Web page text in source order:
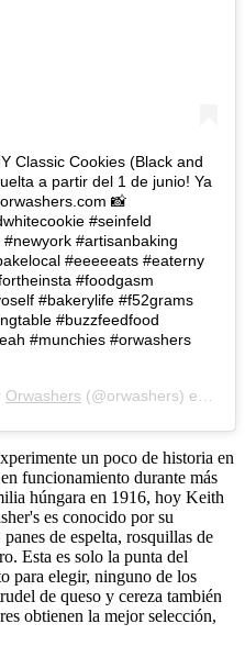
Classic Cookies (Black and
a partir del 1 de junio! Ya
📸
#seinfeld
#artisanbaking
#eeeeeats #eaterny
#foodgasm
#bakerylife #f52grams
#buzzfeedfood
#munchies #orwashers
Orwashers (@orwashers) en
un poco de historia en
funcionamiento durante más
húngara en 1916, hoy Keith
es conocido por su
de espelta, rosquillas de
Esta es solo la punta del
para elegir, ninguno de los
de queso y cereza también
obtienen la mejor selección,